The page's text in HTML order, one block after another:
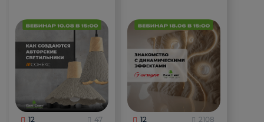
12 47 12 2108